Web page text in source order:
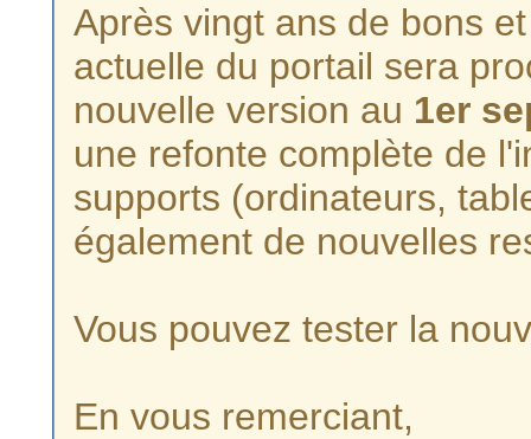
Après vingt ans de bons
actuelle du portail sera
nouvelle version au 1er
une refonte complète de
supports (ordinateurs,
également de nouvelles
Vous pouvez tester la
En vous remerciant,